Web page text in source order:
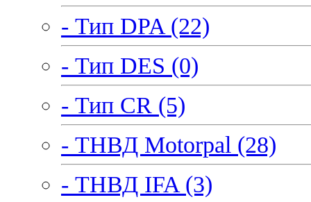
- Тип DPA (22)
- Тип DES (0)
- Тип CR (5)
- ТНВД Motorpal (28)
- ТНВД IFA (3)